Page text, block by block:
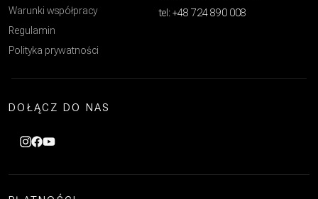
Warunki współpracy
Regulamin
Polityka prywatności
tel: +48 724 890 008
DOŁĄCZ DO NAS